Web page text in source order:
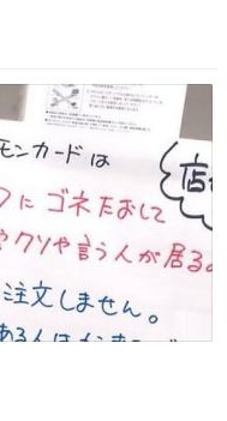
学生位なのに小癪な😅
た 先に寝といてよ❗